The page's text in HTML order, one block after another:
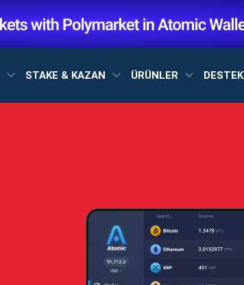
STAKE & KAZAN ÜRÜNLER DESTEK